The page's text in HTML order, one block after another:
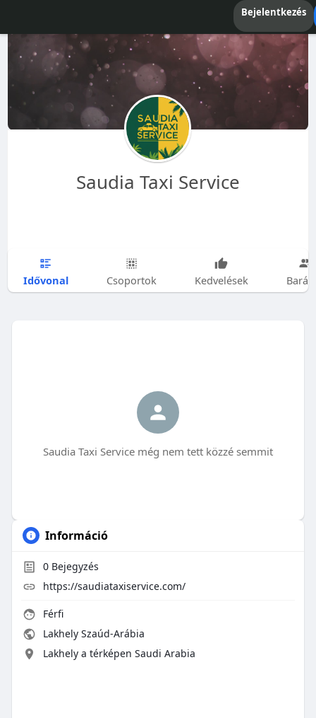
Bejelentkezés
Saudia Taxi Service
Idővonal Csoportok Kedvelések
Saudia Taxi Service még nem tett közzé semmit
Információ
0Bejegyzés
https://saudiataxiservice.com/
Férfi
Lakhely Szaúd-Arábia
Lakhely a térképen Saudi Arabia